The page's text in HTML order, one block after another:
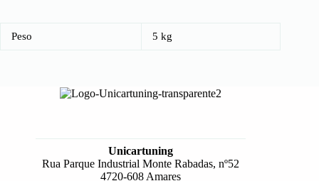
Peso 5 kg
Unicartuning
Rua Parque Industrial Monte Rabadas, nº52
4720-608 Amares